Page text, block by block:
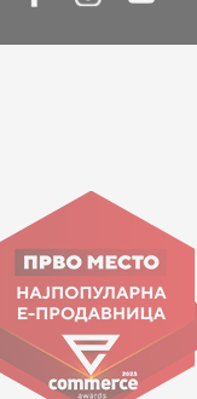
Goce Nikolovski 74 Shkup
contact@mytime.mk
Orari i punës:
09:00 - 17:00